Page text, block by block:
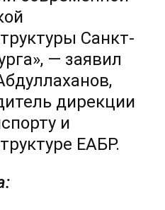
Санкт-
— заявил
дирекции
и
ЕАБР.